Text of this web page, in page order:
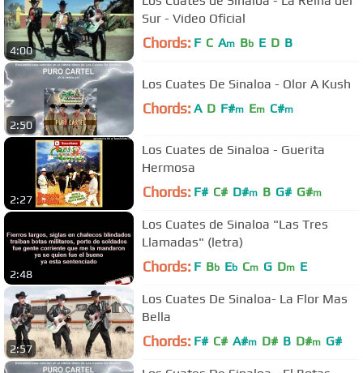
4:00
Sur - Video Oficial
Chords: F C Am Bb E D B
2:50
Los Cuates De Sinaloa - Olor A Kush
Chords: A D F#m Em C#m
2:27
Los Cuates de Sinaloa - Guerita
Hermosa
Chords: F# C# D#m B G# G#m
2:48
Los Cuates de Sinaloa "Las Tres
Llamadas" (letra)
Chords: F Bb Eb Cm G Dm E
2:57
Los Cuates De Sinaloa- La Flor Mas
Bella
Chords: F# C# A#m D# B D#m G#